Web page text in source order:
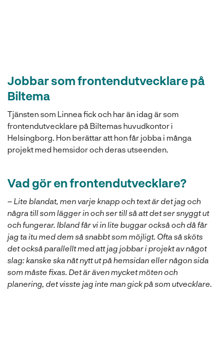
Jobbar som frontendutvecklare på
Biltema
Tjänsten som Linnea fick och har än idag är som
frontendutvecklare på Biltemas huvudkontor i
Helsingborg. Hon berättar att hon får jobba i många
projekt med hemsidor och deras utseenden.
Vad gör en frontendutvecklare?
–Lite blandat, men varje knapp och text är det jag och
några till som lägger in och ser till så att det ser snyggt ut
och fungerar. Ibland får vi in lite buggar också och då får
jag ta itu med dem så snabbt som möjligt. Ofta så sköts
det också parallellt med att jag jobbar i projekt av något
slag: kanske ska nåt nytt ut på hemsidan eller någon sida
som måste fixas. Det är även mycket möten och
planering, det visste jag inte man gick på som utvecklare.